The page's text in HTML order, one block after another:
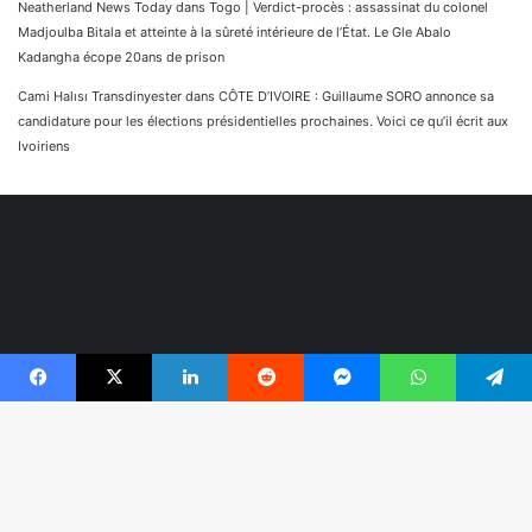
Neatherland News Today dans Togo | Verdict-procès : assassinat du colonel
Madjoulba Bitala et atteinte à la sûreté intérieure de l’État. Le Gle Abalo
Kadangha écope 20ans de prison
Cami Halısı Transdinyester dans CÔTE D’IVOIRE : Guillaume SORO annonce sa
candidature pour les élections présidentielles prochaines. Voici ce qu’il écrit aux
Ivoiriens
Facebook X Linkedin Reddit Messenger WhatsApp Telegram